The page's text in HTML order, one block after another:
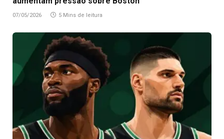
07/05/2026 5 Mins de leitura